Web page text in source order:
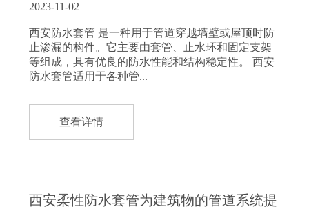
2023-11-02
西安防水套管 是一种用于管道穿越墙壁或屋顶时防
止渗漏的构件。它主要由套管、止水环和固定支架
等组成，具有优良的防水性能和结构稳定性。 西安
防水套管适用于各种管...
查看详情
西安柔性防水套管为建筑物的管道系统提